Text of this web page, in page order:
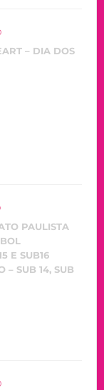
– DIA DOS
PAULISTA
E SUB16
– SUB 14, SUB